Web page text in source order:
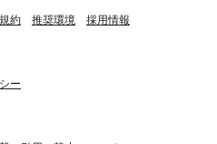
約 推奨環境 採用情報
ー